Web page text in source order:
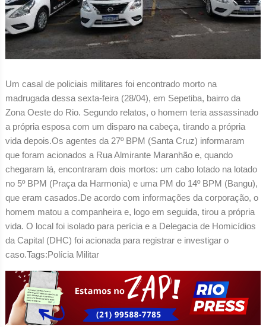
Um casal de policiais militares foi encontrado morto na
madrugada dessa sexta-feira (28/04), em Sepetiba, bairro da
Zona Oeste do Rio. Segundo relatos, o homem teria assassinado
a própria esposa com um disparo na cabeça, tirando a própria
vida depois.Os agentes da 27º BPM (Santa Cruz) informaram
que foram acionados a Rua Almirante Maranhão e, quando
chegaram lá, encontraram dois mortos: um cabo lotado na lotado
no 5º BPM (Praça da Harmonia) e uma PM do 14º BPM (Bangu),
que eram casados.De acordo com informações da corporação, o
homem matou a companheira e, logo em seguida, tirou a própria
vida. O local foi isolado para perícia e a Delegacia de Homicídios
da Capital (DHC) foi acionada para registrar e investigar o
caso.Tags:Polícia Militar